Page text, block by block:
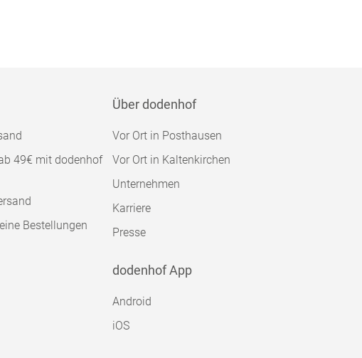
49€ mit dodenhof
Bestellungen
Über dodenhof
Vor Ort in Posthausen
Vor Ort in Kaltenkirchen
Unternehmen
Karriere
Presse
dodenhof App
Android
iOS